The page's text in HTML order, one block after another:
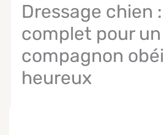
Dressage chien
complet pour un
compagnon
heureux